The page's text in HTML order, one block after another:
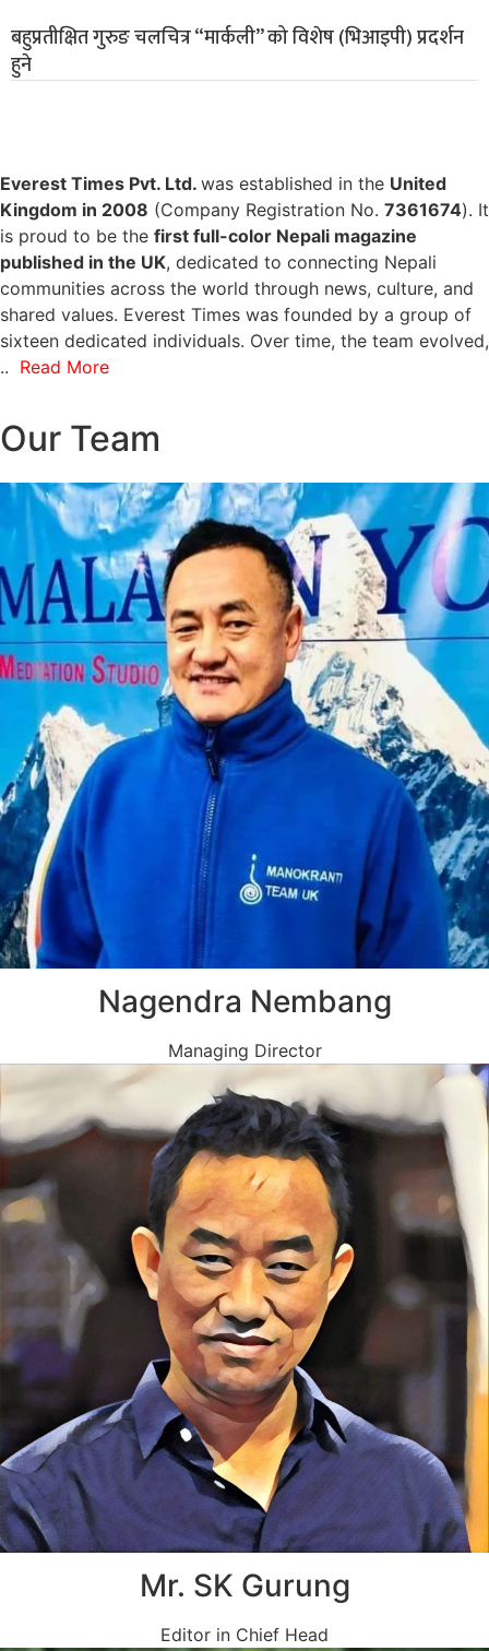
बहुप्रतीक्षित गुरुङ चलचित्र “मार्कली” को विशेष (भिआइपी) प्रदर्शन
हुने
Everest Times Pvt. Ltd. was established in the United
Kingdom in 2008 (Company Registration No. 7361674). It
is proud to be the first full-color Nepali magazine
published in the UK, dedicated to connecting Nepali
communities across the world through news, culture, and
shared values. Everest Times was founded by a group of
sixteen dedicated individuals. Over time, the team evolved,
.. Read More
Our Team
Nagendra Nembang
Managing Director
Mr. SK Gurung
Editor in Chief Head